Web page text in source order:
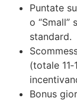
Puntate
o “Small”
standard.
(totale
Bonus